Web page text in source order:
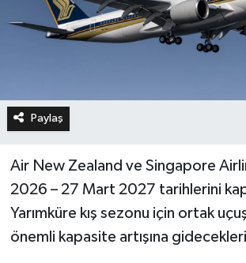
Paylaş
Air New Zealand ve Singapore
2026 – 27 Mart 2027 tarihlerini
Yarımküre kış sezonu için ortak
önemli kapasite artışına